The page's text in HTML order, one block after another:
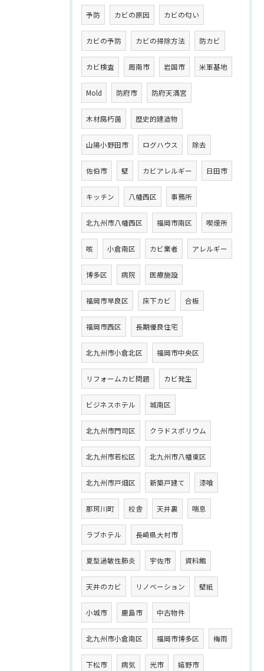
予防 カビの原因 カビの匂い
カビの予防 カビの掃除方法 防カビ
カビ検査 周南市 岩国市 米軍基地
Mold 防府市 防府天満宮
木材腐朽菌 歴史的建造物
山陽小野田市 ログハウス 除去
佐伯市 壁 カビアレルギー 日田市
キッチン 八幡西区 事務所
北九州市八幡西区 福岡市南区 喫煙所
咳 小倉南区 カビ業者 アレルギー
博多区 病院 医療施設
福岡市早良区 床下カビ 合板
福岡市西区 長期優良住宅
北九州市小倉北区 福岡市中央区
リフォームカビ問題 カビ発生
ビジネスホテル 城南区
北九州市門司区 クラドスポリウム
北九州市若松区 北九州市八幡東区
北九州市戸畑区 新築戸建て 漆喰
那珂川町 校舎 天井裏 喘息
ラブホテル 長崎県大村市
夏型過敏性肺炎 宇佐市 資料館
天井のカビ リノベーション 壁紙
小城市 鹿島市 中古物件
北九州市小倉南区 福岡市博多区 梅雨
下松市 病気 光市 嬉野市